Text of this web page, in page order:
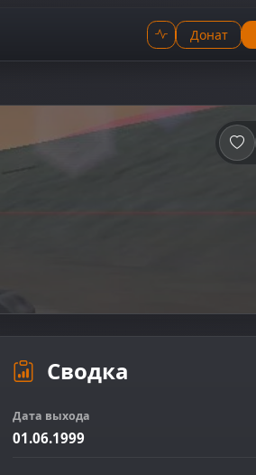
Донат
Сводка
Дата выхода
01.06.1999